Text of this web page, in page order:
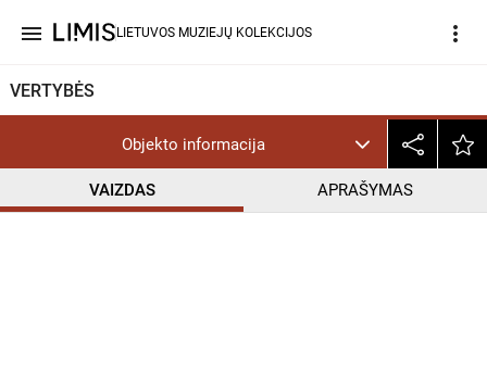
menu LIETUVOS MUZIEJŲ KOLEKCIJOS more_vert
VERTYBĖS
Objekto informacija
VAIZDAS APRAŠYMAS
InC help_outline